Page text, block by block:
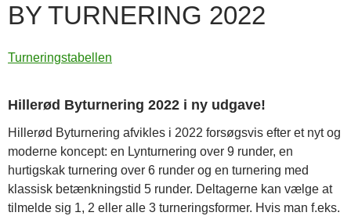
BY TURNERING 2022
Turneringstabellen
Hillerød Byturnering 2022 i ny udgave!
Hillerød Byturnering afvikles i 2022 forsøgsvis efter et nyt og
moderne koncept: en Lynturnering over 9 runder, en
hurtigskak turnering over 6 runder og en turnering med
klassisk betænkningstid 5 runder. Deltagerne kan vælge at
tilmelde sig 1, 2 eller alle 3 turneringsformer. Hvis man f.eks.